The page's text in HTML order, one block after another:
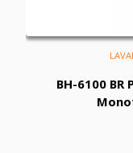
BH-6100